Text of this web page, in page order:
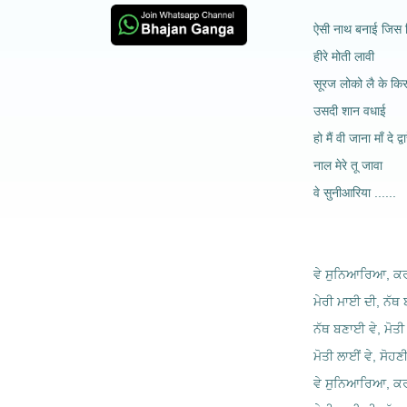
ऐसी नाथ बनाई जिस
हीरे मोती लावी
सूरज लोको लै के
उसदी शान वधाई
हो मैं वी जाना माँ दे
नाल मेरे तू जावा
वे सुनीआरिया ......
ਵੇ ਸੁਨਿਆਰਿਆ,
ਮੇਰੀ ਮਾਈ ਦੀ, ਨੱਥ
ਨੱਥ ਬਣਾਈ ਵੇ,
ਮੋਤੀ ਲਾਈਂ ਵੇ,
ਵੇ ਸੁਨਿਆਰਿਆ,